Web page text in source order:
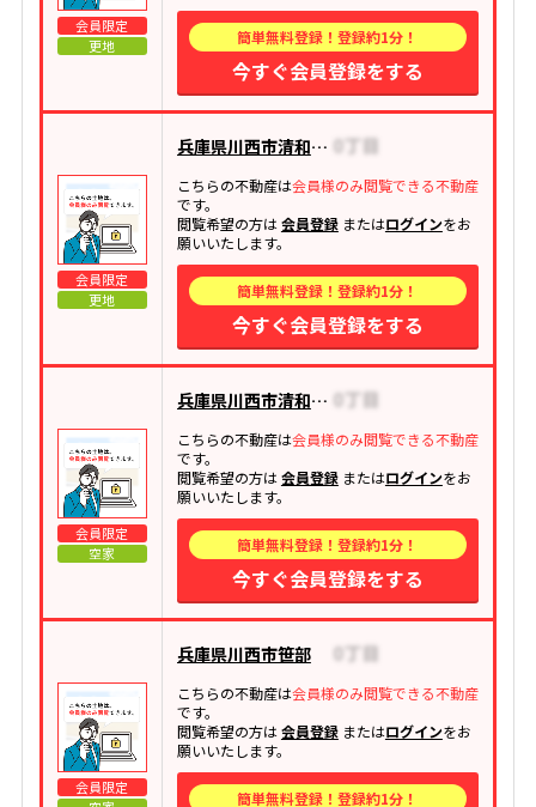
会員限定
更地
簡単無料登録！登録約1分！
今すぐ会員登録をする
会員限定
更地
兵庫県川西市清和台東
こちらの不動産は会員様のみ閲覧できる不動産
です。
閲覧希望の方は会員登録またはログインをお
願いいたします。
簡単無料登録！登録約1分！
今すぐ会員登録をする
会員限定
空家
兵庫県川西市清和台東
こちらの不動産は会員様のみ閲覧できる不動産
です。
閲覧希望の方は会員登録またはログインをお
願いいたします。
簡単無料登録！登録約1分！
今すぐ会員登録をする
会員限定
兵庫県川西市笹部
こちらの不動産は会員様のみ閲覧できる不動産
です。
閲覧希望の方は会員登録またはログインをお
願いいたします。
簡単無料登録！登録約1分！